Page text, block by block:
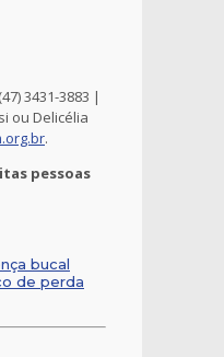
3431-3883 |
ou Delicélia
.
pessoas
bucal
de perda